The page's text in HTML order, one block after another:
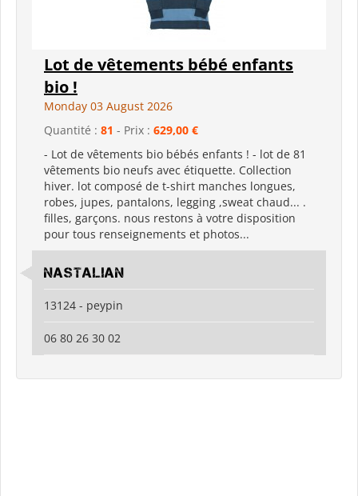
Lot de vêtements bébé enfants
bio !
Monday 03 August 2026
Quantité : 81 - Prix : 629,00 €
- Lot de vêtements bio bébés enfants ! - lot de 81
vêtements bio neufs avec étiquette. Collection
hiver. lot composé de t-shirt manches longues,
robes, jupes, pantalons, legging ,sweat chaud... .
filles, garçons. nous restons à votre disposition
pour tous renseignements et photos...
Nastalian
13124 - peypin
06 80 26 30 02